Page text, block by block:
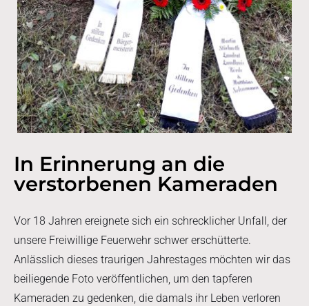
In Erinnerung an die
verstorbenen Kameraden
Vor 18 Jahren ereignete sich ein schrecklicher Unfall, der
unsere Freiwillige Feuerwehr schwer erschütterte.
Anlässlich dieses traurigen Jahrestages möchten wir das
beiliegende Foto veröffentlichen, um den tapferen
Kameraden zu gedenken, die damals ihr Leben verloren